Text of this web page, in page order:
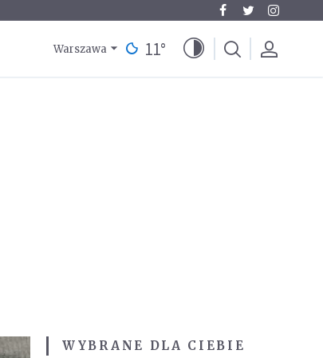
Warszawa 11°
WYBRANE DLA CIEBIE